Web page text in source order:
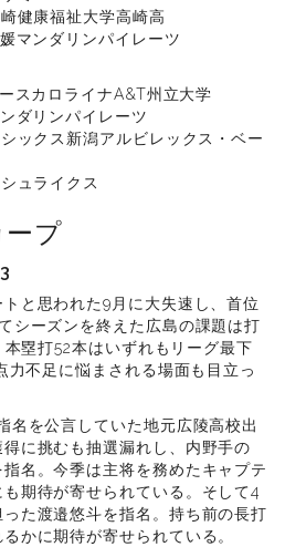
健康福祉大学高崎高
マンダリンパイレーツ
スカロライナA&T州立大学
ダリンパイレーツ
ックス新潟アルビレックス・ベー
ュライクス
プ
と思われた9月に大失速し、首位
シーズンを終えた広島の課題は打
塁打52本はいずれもリーグ最下
不足に悩まされる場面も目立っ
名を公言していた地元広陵高校出
に挑むも抽選漏れし、内野手の
名。今季は主将を務めたキャプテ
期待が寄せられている。そして4
た渡邉悠斗を指名。持ち前の長打
かに期待が寄せられている。